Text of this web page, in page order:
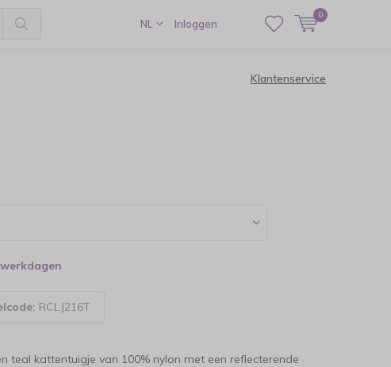
NL Inloggen
0
Klantenservice
RCLJ216T
teal kattentuigje van 100% nylon met een reflecterende